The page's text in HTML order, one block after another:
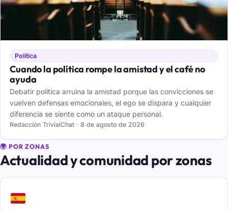
Política
Cuando la política rompe la amistad y el café no
ayuda
Debatir política arruina la amistad porque las convicciones se
vuelven defensas emocionales, el ego se dispara y cualquier
diferencia se siente como un ataque personal.
Redacción TrivialChat · 8 de agosto de 2026
🌍 POR ZONAS
Actualidad y comunidad por zonas
🇪🇸